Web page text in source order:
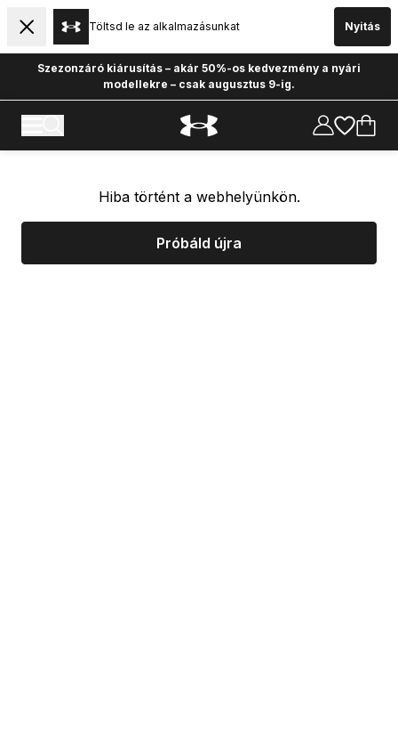
Töltsd le az alkalmazásunkat Nyitás
Szezonzáró kiárusítás – akár 50%-os kedvezmény a nyári
modellekre – csak augusztus 9-ig.
Hiba történt a webhelyünkön.
Próbáld újra